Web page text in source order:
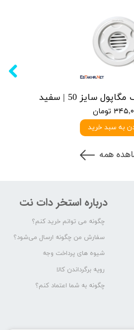
سایز 50 | سفید
تومان
به سبد خرید
همه
درباره استخر دات نت
چگونه می توانم خرید کنم؟
سفارش من چگونه ارسال می‌شود؟
شیوه های پرداخت وجه
رویه برگرداندن کالا
چگونه به شما اعتماد کنم؟